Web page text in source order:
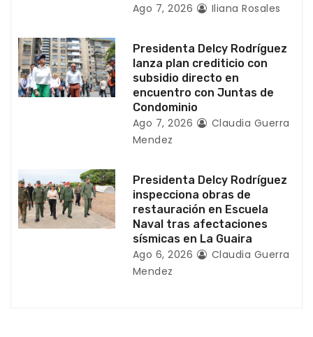
t
r
a
s
Ago 7, 2026 Iliana Rosales
Presidenta Delcy Rodríguez
lanza plan crediticio con
subsidio directo en
encuentro con Juntas de
Condominio
Ago 7, 2026
Claudia Guerra
Mendez
Presidenta Delcy Rodríguez
inspecciona obras de
restauración en Escuela
Naval tras afectaciones
sísmicas en La Guaira
Ago 6, 2026
Claudia Guerra
Mendez